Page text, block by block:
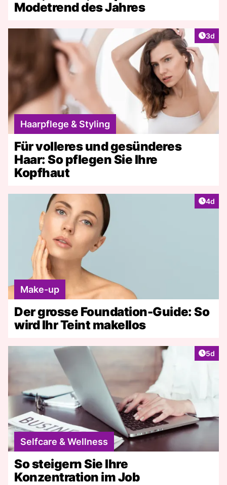
Modetrend des Jahres
3d
Haarpflege & Styling
Für volleres und gesünderes
Haar: So pflegen Sie Ihre
Kopfhaut
4d
Make-up
Der grosse Foundation-Guide: So
wird Ihr Teint makellos
5d
Selfcare & Wellness
So steigern Sie Ihre
Konzentration im Job